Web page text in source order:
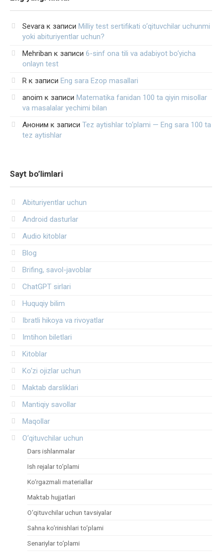
Sevara к записи Milliy test sertifikati o‘qituvchilar uchunmi
yoki abituriyentlar uchun?
Mehriban к записи 6-sinf ona tili va adabiyot bo‘yicha
onlayn test
R к записи Eng sara Ezop masallari
anoim к записи Matematika fanidan 100 ta qiyin misollar
va masalalar yechimi bilan
Аноним к записи Tez aytishlar to‘plami — Eng sara 100 ta
tez aytishlar
Sayt bo’limlari
Abituriyentlar uchun
Android dasturlar
Audio kitoblar
Blog
Brifing, savol-javoblar
ChatGPT sirlari
Huquqiy bilim
Ibratli hikoya va rivoyatlar
Imtihon biletlari
Kitoblar
Ko‘zi ojizlar uchun
Maktab darsliklari
Mantiqiy savollar
Maqollar
O‘qituvchilar uchun
Dars ishlanmalar
Ish rejalar to‘plami
Ko‘rgazmali materiallar
Maktab hujjatlari
O‘qituvchilar uchun tavsiyalar
Sahna ko‘rinishlari to‘plami
Senariylar to‘plami